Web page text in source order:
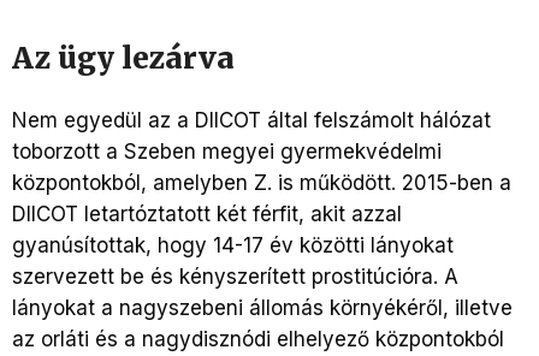
Az ügy lezárva
Nem egyedül az a DIICOT által felszámolt hálózat
toborzott a Szeben megyei gyermekvédelmi
központokból, amelyben Z. is működött. 2015-ben a
DIICOT letartóztatott két férfit, akit azzal
gyanúsítottak, hogy 14-17 év közötti lányokat
szervezett be és kényszerített prostitúcióra. A
lányokat a nagyszebeni állomás környékéről, illetve
az orláti és a nagydisznódi elhelyező központokból